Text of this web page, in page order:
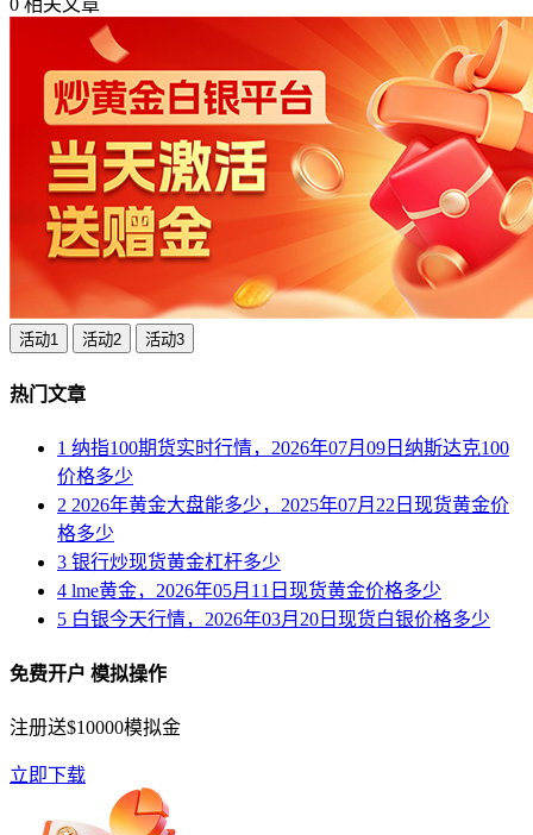
活动1 活动2 活动3
热门文章
1 纳指100期货实时行情，2026年07月09日纳斯达克100
价格多少
2 2026年黄金大盘能多少，2025年07月22日现货黄金价
格多少
3 银行炒现货黄金杠杆多少
4 lme黄金，2026年05月11日现货黄金价格多少
5 白银今天行情，2026年03月20日现货白银价格多少
免费开户 模拟操作
注册送$10000模拟金
立即下载